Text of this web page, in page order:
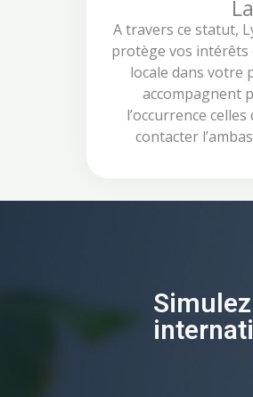
A travers ce statut,
protège vos intérêts
locale dans votre
accompagnent
l’occurrence
contacter